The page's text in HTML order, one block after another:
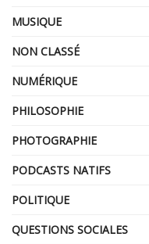
MUSIQUE
NON CLASSÉ
NUMÉRIQUE
PHILOSOPHIE
PHOTOGRAPHIE
PODCASTS NATIFS
POLITIQUE
QUESTIONS SOCIALES